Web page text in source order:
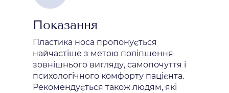
Показання
Пластика носа пропонується
найчастіше з метою поліпшення
зовнішнього вигляду, самопочуття і
психологічного комфорту пацієнта.
Рекомендується також людям, які